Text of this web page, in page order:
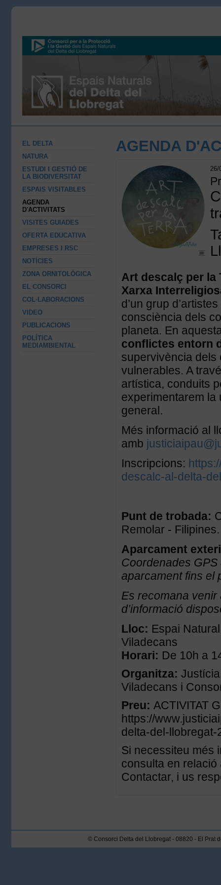
EL DELTA
NATURA
ESTUDI I GESTIÓ DE
LA BIODIVERSITAT
ESPAIS VISITABLES
AGENDA
D'ACTIVITATS
VISITES GUIADES
OFERTA EDUCATIVA
EMPRESES I RSC
NOTÍCIES
ZONA ORNITOLÒGICA
EL CONSORCI
COL·LABORACIONS
VIDEO
PUBLICACIONS
POLÍTICA
MEDIAMBIENTAL
AGENDA
26/
Art descalç per la
Xarxa
d’un grup
consciència dels
planeta. En
conflictes entorn
supervivència dels
vulnerables. A
artística, conduits
experimentarem la
general.
Més informació al
amb
Inscripcions:
descalc-al-delta-
Punt de trobada:
Remolar -
Aparcament
Coordenades
aparcament fins el
Es recomana venir
d’informació
Lloc: Espai
Viladecans
Horari: De 10h a
Organitza:
Viladecans i
Preu: ACTIVITAT
https://
delta-del-llobregat-
Si necessiteu més
consulta en
Contactar, i us
© Consorci Delta del Llobregat - 08820 - El Prat